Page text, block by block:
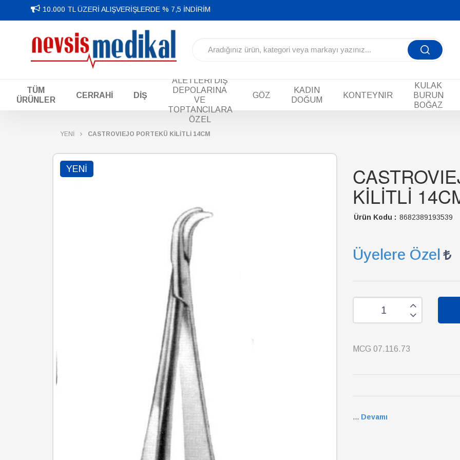
10.000 TL ÜZERİ ALIŞVERİŞLERDE % 7,5 İNDİRİM
TÜM
ÜRÜNLER
CERRAHİ DİŞ
ALETLERİ DİŞ
DEPOLARINA
VE
TOPTANCILARA
ÖZEL
GÖZ
KADIN
DOĞUM
KONTEYNIR
KULAK
BURUN
BOĞAZ
YENİ CASTROVIEJO PORTEKÜ KİLİTLİ 14CM
YENI
KİLİTLİ
Ürün Kodu : 8682389193539
Üyelere Özel
MCG 07.116.73
... Devamı